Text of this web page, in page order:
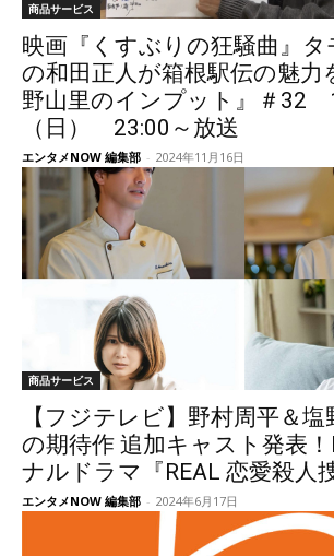
商品サービス
映画『くすぶりの狂騒曲』タ
の和田正人が箱根駅伝の魅力
野山里のインプット』＃32
（日） 23:00～放送
エンタメNOW 編集部 - 2024年11月16日
商品サービス
【フジテレビ】野村周平＆塩
の期待作 追加キャスト発表！
ナルドラマ『REAL 恋愛殺人
エンタメNOW 編集部 - 2024年6月17日